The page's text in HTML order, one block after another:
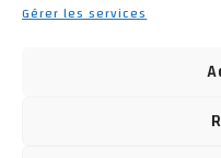
Gérer les services